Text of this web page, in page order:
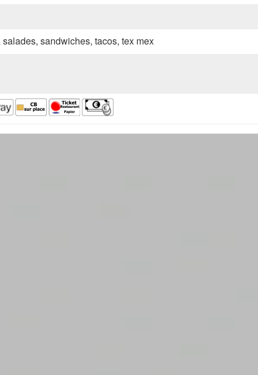
sandwiches, tacos, tex mex